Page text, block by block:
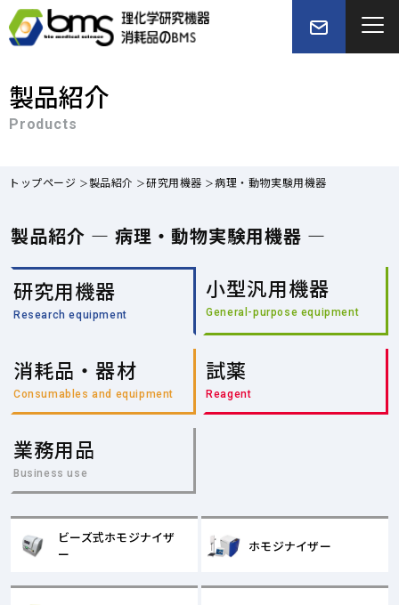
製品紹介
Products
トップページ 製品紹介 研究用機器 病理・動物実験用機器
製品紹介 — 病理・動物実験用機器 —
研究用機器
Research equipment
小型汎用機器
General-purpose equipment
消耗品・器材
Consumables and equipment
試薬
Reagent
業務用品
Business use
ビーズ式ホモジナイザ
ー
ホモジナイザー